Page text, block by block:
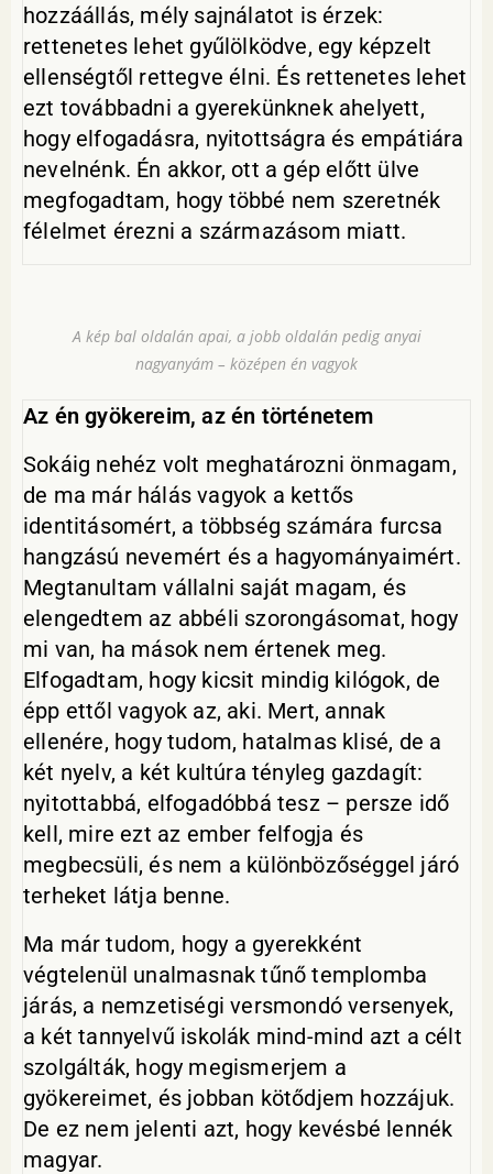
hozzáállás, mély sajnálatot is érzek:
rettenetes lehet gyűlölködve, egy képzelt
ellenségtől rettegve élni. És rettenetes lehet
ezt továbbadni a gyerekünknek ahelyett,
hogy elfogadásra, nyitottságra és empátiára
nevelnénk. Én akkor, ott a gép előtt ülve
megfogadtam, hogy többé nem szeretnék
félelmet érezni a származásom miatt.
A kép bal oldalán apai, a jobb oldalán pedig anyai
nagyanyám – középen én vagyok
Az én gyökereim, az én történetem
Sokáig nehéz volt meghatározni önmagam,
de ma már hálás vagyok a kettős
identitásomért, a többség számára furcsa
hangzású nevemért és a hagyományaimért.
Megtanultam vállalni saját magam, és
elengedtem az abbéli szorongásomat, hogy
mi van, ha mások nem értenek meg.
Elfogadtam, hogy kicsit mindig kilógok, de
épp ettől vagyok az, aki. Mert, annak
ellenére, hogy tudom, hatalmas klisé, de a
két nyelv, a két kultúra tényleg gazdagít:
nyitottabbá, elfogadóbbá tesz – persze idő
kell, mire ezt az ember felfogja és
megbecsüli, és nem a különbözőséggel járó
terheket látja benne.
Ma már tudom, hogy a gyerekként
végtelenül unalmasnak tűnő templomba
járás, a nemzetiségi versmondó versenyek,
a két tannyelvű iskolák mind-mind azt a célt
szolgálták, hogy megismerjem a
gyökereimet, és jobban kötődjem hozzájuk.
De ez nem jelenti azt, hogy kevésbé lennék
magyar.